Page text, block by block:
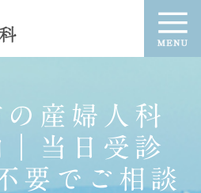
産婦人科
当日受診
要でご相談